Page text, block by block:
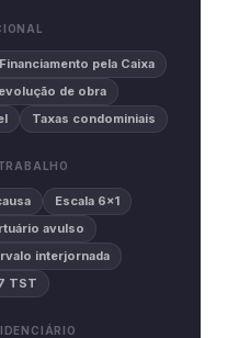
Financiamento pela Caixa
de obra
Taxas condominiais
Escala 6×1
avulso
interjornada
TST